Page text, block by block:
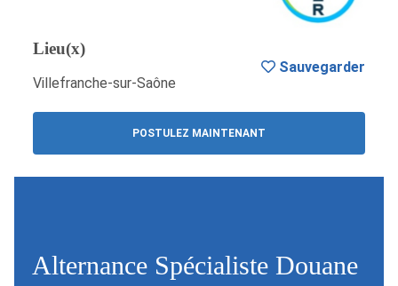
Lieu(x)
Villefranche-sur-Saône
POSTULEZ MAINTENANT
Sauvegarder
Alternance Spécialiste Douane